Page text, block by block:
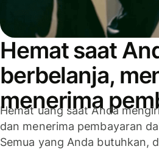
Hemat saat
berbelanja,
menerima
Hemat uang saat Anda
dan menerima pembayaran
Semua yang Anda butuhkan,